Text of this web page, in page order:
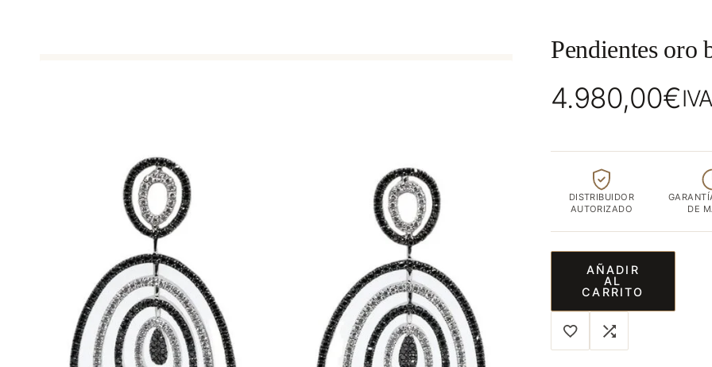
Pendientes oro
4.980,00€
DISTRIBUIDOR
AUTORIZADO
DE
AÑADIR
AL
CARRITO